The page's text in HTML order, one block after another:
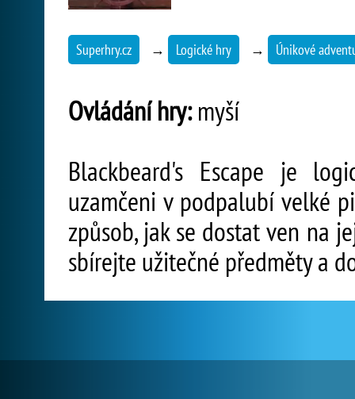
Superhry.cz → Logické hry → Únikové
Ovládání hry:myší
Blackbeard's Escape je
uzamčeni v podpalubí velké
způsob, jak se dostat ven na
sbírejte užitečné předměty a